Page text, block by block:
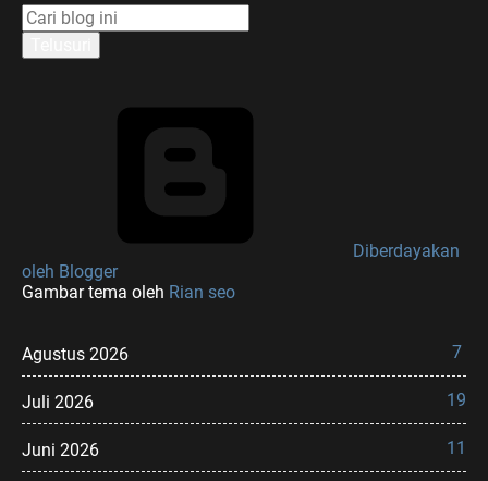
Diberdayakan
oleh Blogger
Gambar tema oleh Rian seo
Agustus 2026 7
Juli 2026 19
Juni 2026 11